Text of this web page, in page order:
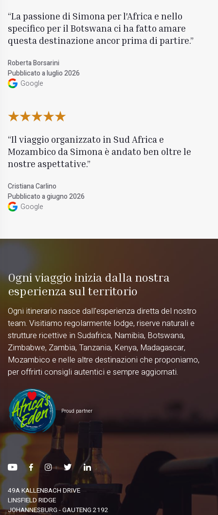
La passione di Simona per l'Africa e nello
specifico per il Botswana ci ha fatto amare
questa destinazione ancor prima di partire.
Roberta Borsarini
Pubblicato a luglio 2026
Google
Il viaggio organizzato in Sud Africa e
Mozambico da Simona è andato ben oltre le
nostre aspettative.
Cristiana Carlino
Pubblicato a giugno 2026
Google
Ogni viaggio inizia dalla nostra
esperienza sul territorio
Ogni itinerario nasce dall'esperienza diretta del nostro
team. Visitiamo regolarmente lodge, riserve naturali e
strutture ricettive in Sudafrica, Namibia, Botswana,
Zimbabwe, Zambia, Tanzania, Kenya, Madagascar,
Mozambico e nelle altre destinazioni che proponiamo,
per offrirti consigli autentici e sempre aggiornati.
Proud partner
49A KALLENBACH DRIVE
LINSFIELD RIDGE
JOHANNESBURG - GAUTENG 2192